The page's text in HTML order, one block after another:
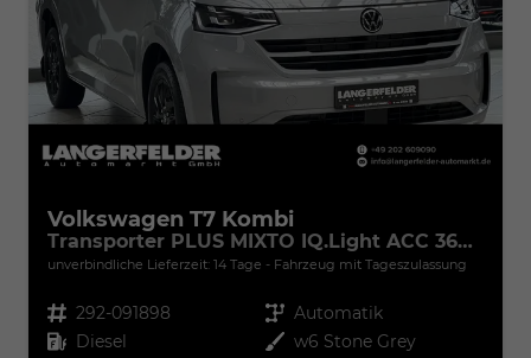
Volkswagen T7 Kombi
Transporter PLUS MIXTO IQ.Light ACC 360° 5Si
unverbindliche Lieferzeit: 14 Tage Fahrzeug mit Tageszulassung
Fahrzeugnr. 292-091898 Getriebe Automatik
Kraftstoff Diesel Außenfarbe w6 Stone Grey